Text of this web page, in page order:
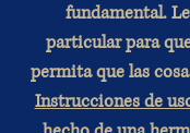
fundamental.
particular para
permita que las
Instrucciones de